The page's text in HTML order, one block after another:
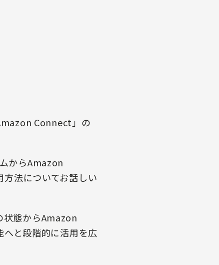
Connect」の
からAmazon
法についてお話しい
状態からAmazon
と段階的に活用を広